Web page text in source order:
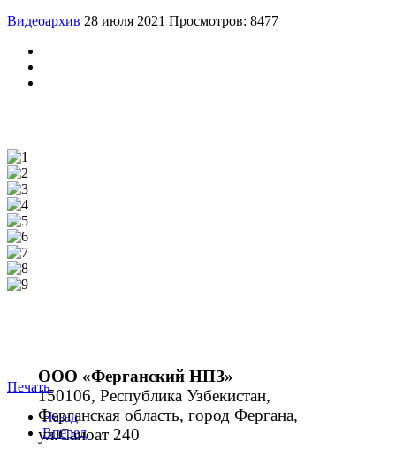
Видеоархив 28 июля 2021 Просмотров: 8477
Печать
Назад
Вперед
ООО «Ферганский НПЗ»
150106, Республика Узбекистан,
Ферганская область, город Фергана,
ул.Саноат 240